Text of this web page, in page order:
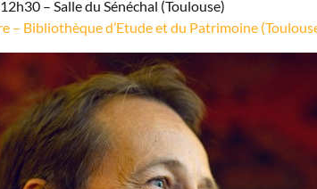
– Salle du Sénéchal (Toulouse)
– Bibliothèque d’Etude et du Patrimoine